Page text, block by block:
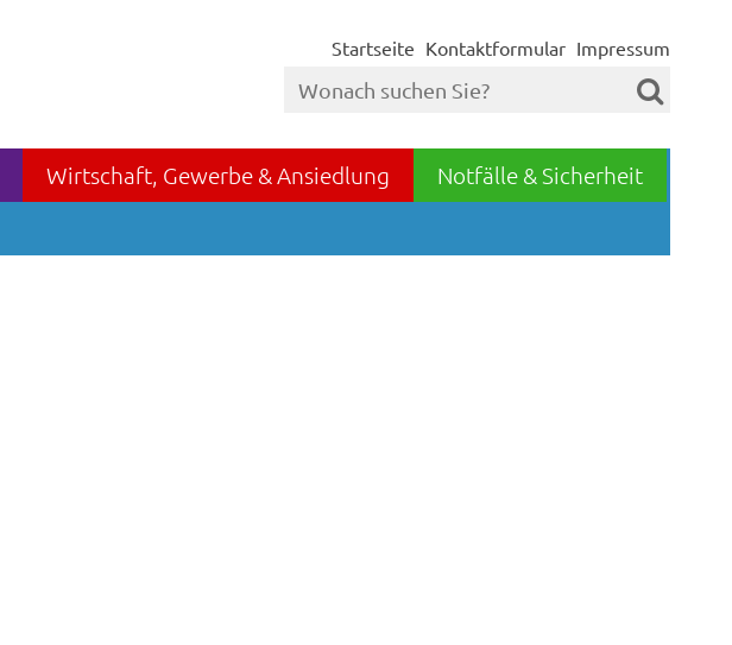
Startseite Kontaktformular Impressum
Wirtschaft, Gewerbe & Ansiedlung
Notfälle & Sicherheit